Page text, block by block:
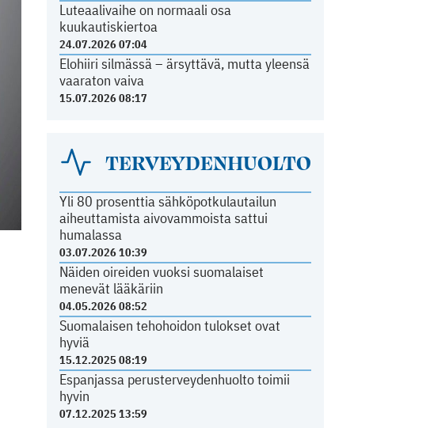
Luteaalivaihe on normaali osa
kuukautiskiertoa
24.07.2026 07:04
Elohiiri silmässä – ärsyttävä, mutta yleensä
vaaraton vaiva
15.07.2026 08:17
TERVEYDENHUOLTO
Yli 80 prosenttia sähköpotkulautailun
aiheuttamista aivovammoista sattui
humalassa
03.07.2026 10:39
Näiden oireiden vuoksi suomalaiset
menevät lääkäriin
04.05.2026 08:52
Suomalaisen tehohoidon tulokset ovat
hyviä
15.12.2025 08:19
Espanjassa perusterveydenhuolto toimii
hyvin
07.12.2025 13:59